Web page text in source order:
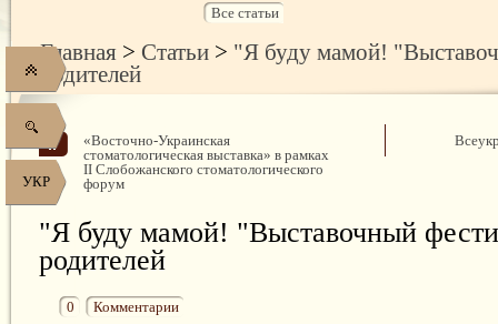
УКР
Все статьи
Главная > Статьи > "Я буду мамой!
родителей
«Восточно-Украинская
стоматологическая выставка» в рамках
II Слобожанского стоматологического
форум
"Я буду мамой! "Выставочный
родителей
0 Комментарии